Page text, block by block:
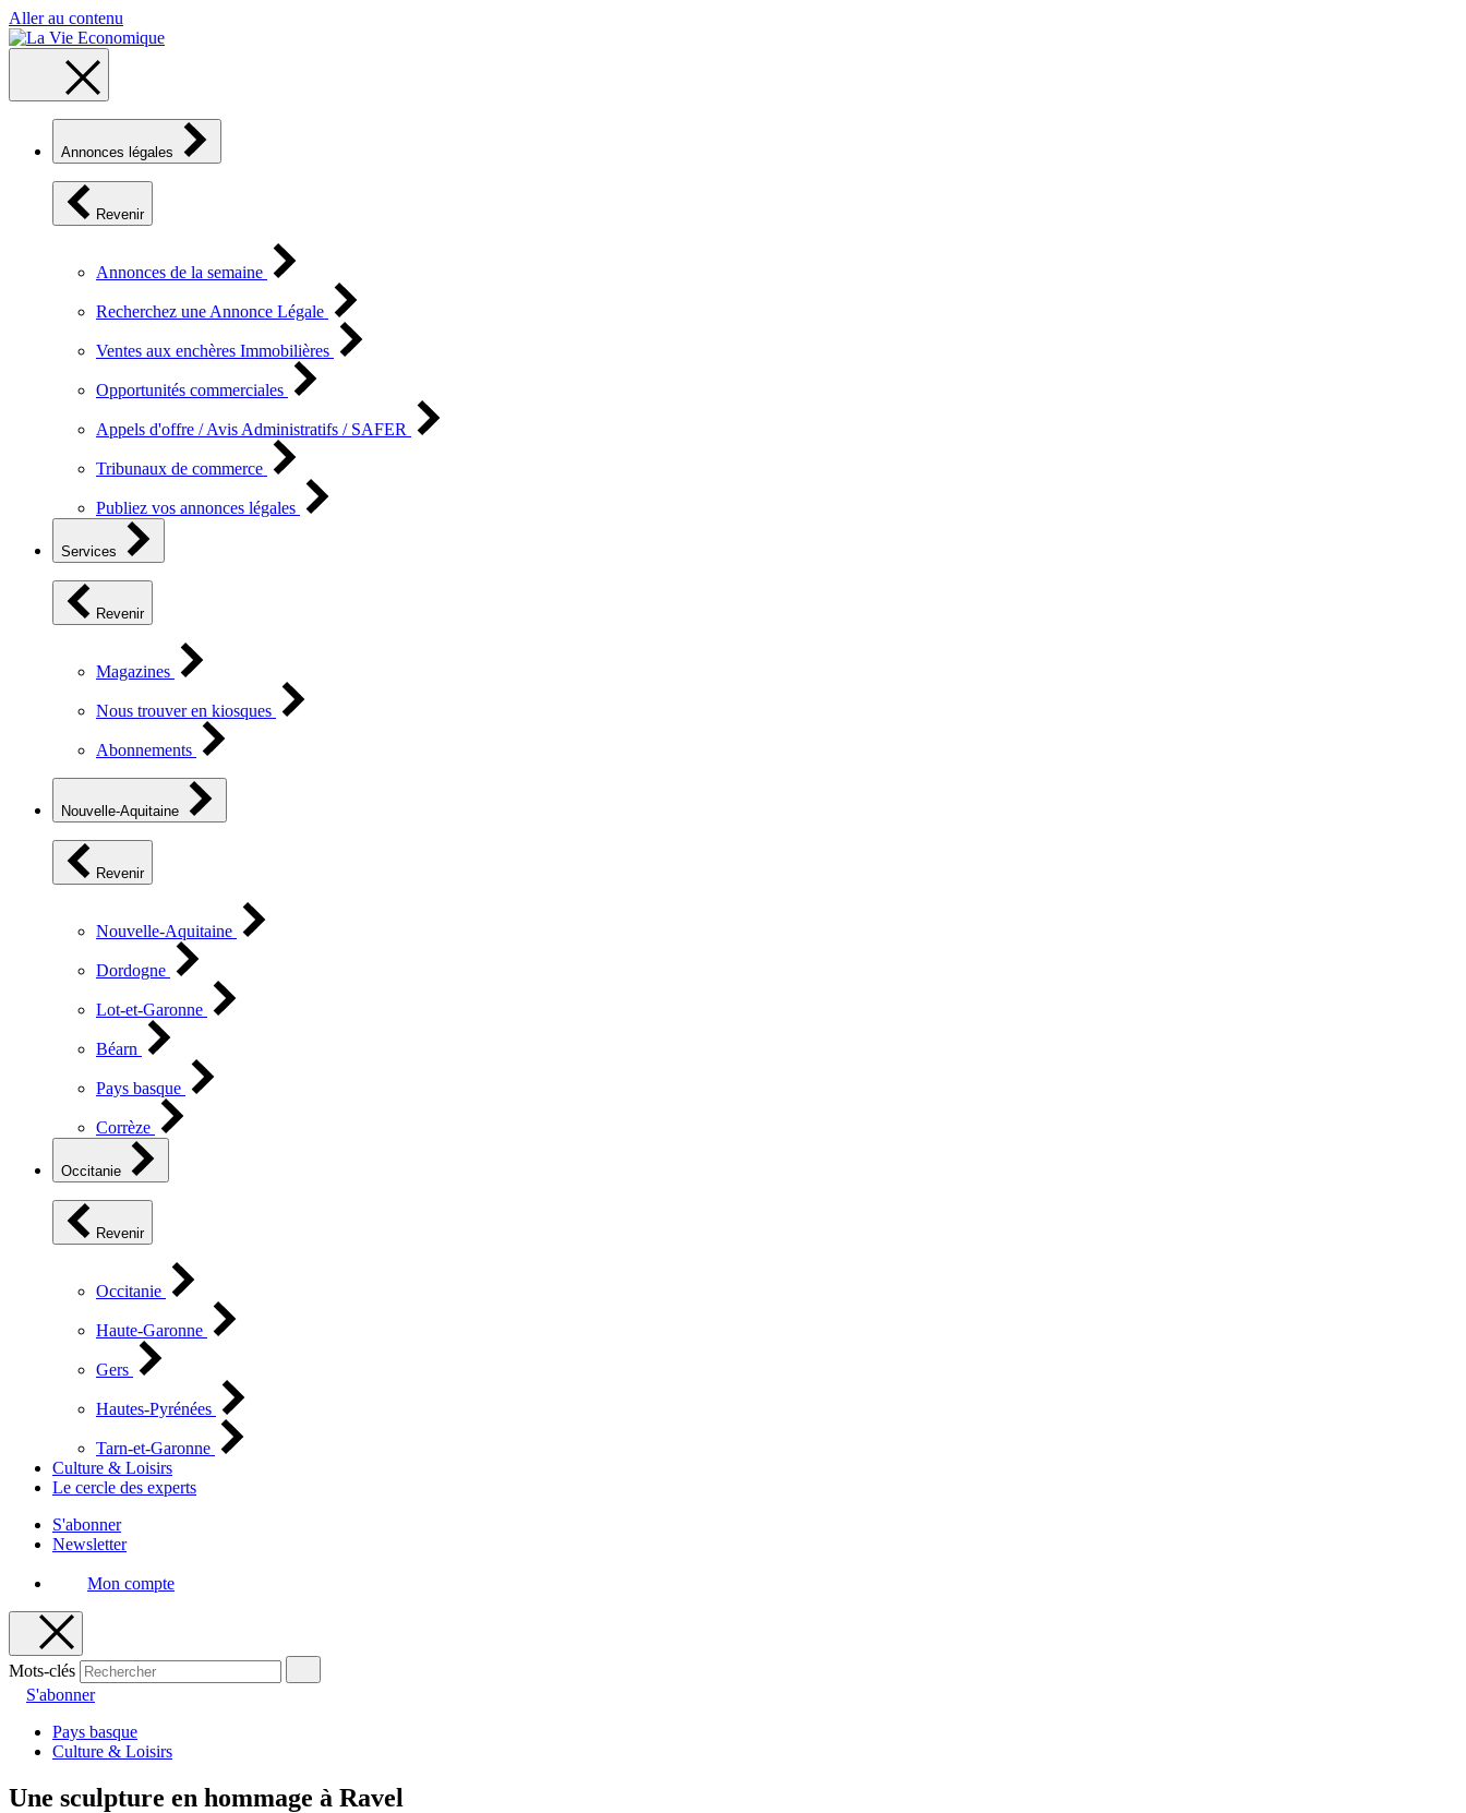
Aller au contenu
Annonces légales
Revenir
Annonces de la semaine
Recherchez une Annonce Légale
Ventes aux enchères Immobilières
Opportunités commerciales
Appels d'offre / Avis Administratifs / SAFER
Tribunaux de commerce
Publiez vos annonces légales
Services
Revenir
Magazines
Nous trouver en kiosques
Abonnements
Nouvelle-Aquitaine
Revenir
Nouvelle-Aquitaine
Dordogne
Lot-et-Garonne
Béarn
Pays basque
Corrèze
Occitanie
Revenir
Occitanie
Haute-Garonne
Gers
Hautes-Pyrénées
Tarn-et-Garonne
Culture & Loisirs
Le cercle des experts
S'abonner
Newsletter
Mon compte
Mots-clés
S'abonner
Pays basque
Culture & Loisirs
Une sculpture en hommage à Ravel